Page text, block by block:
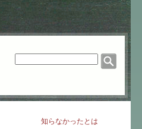
知らなかったとは